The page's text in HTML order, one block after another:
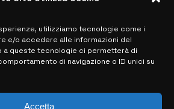
utilizziamo tecnologie come i
e/o accedere alle informazioni del
a queste tecnologie ci permetterà di
di navigazione o ID unici su
Accetta